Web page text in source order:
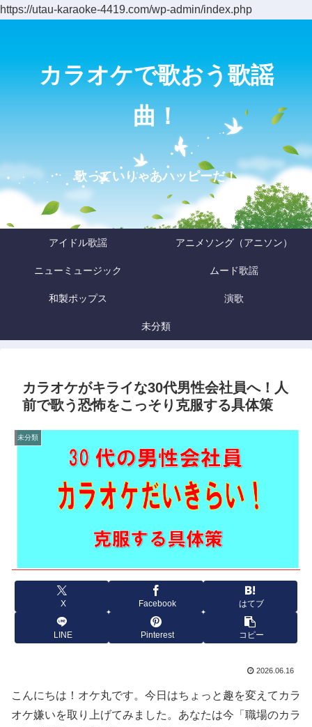
https://utau-karaoke-4419.com/wp-admin/index.php
カラオケで歌おう歌謡
曲！
歌っていりゃあハッピーだ！
アイドル歌謡 アニメソング（アニソン）
ニューミュージック ムード歌謡
和製ポップス 演歌
未分類
カラオケがキライな30代男性会社員へ！人
前で歌う恐怖をこっそり克服する具体策
未分類
X Facebook はてブ
LINE Pinterest コピー
2026.06.16
こんにちは！オケ丸です。今日はちょっと趣を変えてカラ
オケ嫌いを取り上げてみました。あなたは今「職場のカラ